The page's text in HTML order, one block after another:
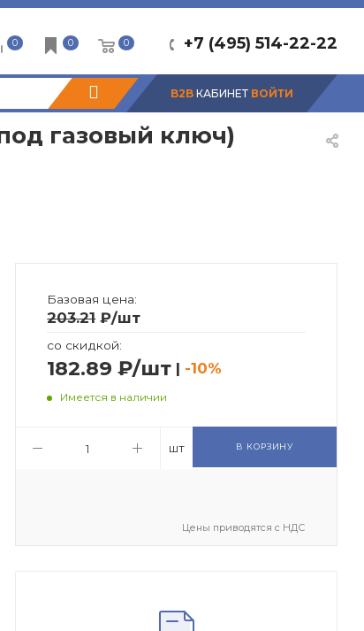
+7 (495) 514-22-22
0 0 0
B2B КАБИНЕТ ВОЙТИ
газовый ключ)
Базовая цена:
203.21₽/шт
со скидкой:
182.89 ₽/шт | -10%
Имеется в наличии
шт В КОРЗИНУ
Цены приводятся с НДС